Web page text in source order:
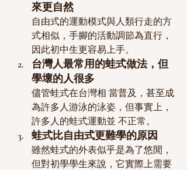
來更自然
自由式的運動模式與人類行走的方
式相似，手腳的活動調節為直行，
因此初中生更容易上手。
台灣人最常用的蛙式做法，但
學壞的人很多
儘管蛙式在台灣相 當普及，甚至成
為許多人游泳的泳姿，但事實上，
許多人的蛙式運動並 不正常。
蛙式比自由式更難學的原因
雖然蛙式的外表似乎是為了悠閒，
但對初學學生來說，它實際上需要